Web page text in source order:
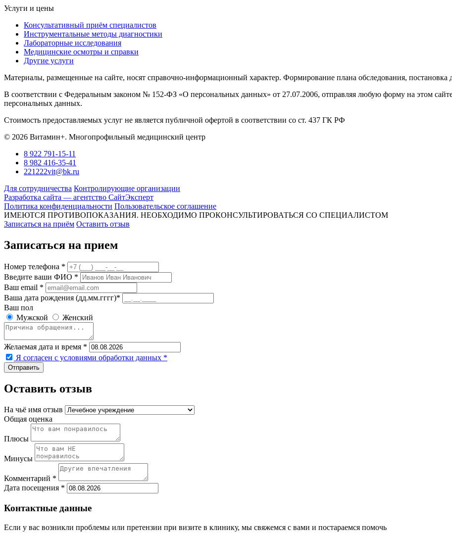
Услуги и цены
Консультативный приём специалистов
Инструментальные методы диагностики
Лабораторные исследования
Медицинские осмотры и справки
Другие услуги
Материалы, размещенные на сайте, носят справочно-информационный характер. Формирование плана обследования, постановка
В соответствии с Федеральным законом № 152-ФЗ «О персональных данных» от 27.07.2006, отправляя любую форму на этом
персональных данных.
Стоимость предоставляемых услуг не является публичной офертой в соответствии со ст. 437 ГК РФ
© 2026 Витамин+. Многопрофильный медицинский центр
8 922 791-15-11
8 982 416-35-41
221222vit@bk.ru
Для сотрудничества Контролирующие организации
Разработка сайта — агентство СайтЭксперт
Политика конфиденциальности Пользовательское соглашение
ИМЕЮТСЯ ПРОТИВОПОКАЗАНИЯ. НЕОБХОДИМО ПРОКОНСУЛЬТИРОВАТЬСЯ СО СПЕЦИАЛИСТОМ
Записаться на приём Оставить отзыв
Записаться на прием
Номер телефона *
Введите ваши ФИО *
Ваш email *
Ваша дата рождения (дд.мм.гггг)*
Ваш пол
Мужской
Женский
Желаемая дата и время *
Я согласен с условиями обработки данных *
Оставить отзыв
На чьё имя отзыв
Общая оценка
Плюсы
Минусы
Комментарий *
Дата посещения *
Контактные данные
Если у вас возникли проблемы или претензии при визите в клинику, мы свяжемся с вами и постараемся помочь